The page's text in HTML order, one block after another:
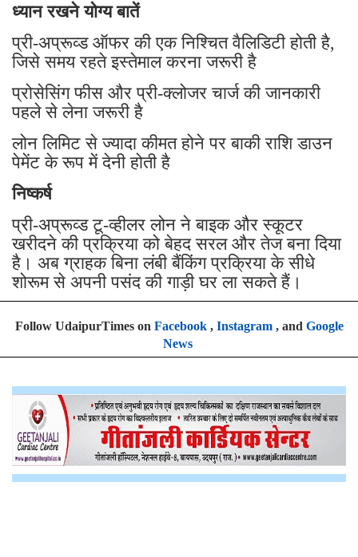
ध्यान रखने योग्य बातें
प्री-अप्रूव्ड ऑफर की एक निश्चित वैलिडिटी होती है,
जिसे समय रहते इस्तेमाल करना जरूरी है
प्रोसेसिंग फीस और प्री-क्लोजर चार्ज की जानकारी
पहले से लेना जरूरी है
लोन लिमिट से ज्यादा कीमत होने पर बाकी राशि डाउन
पेमेंट के रूप में देनी होती है
निष्कर्ष
प्री-अप्रूव्ड टू-व्हीलर लोन ने बाइक और स्कूटर
खरीदने की प्रक्रिया को बेहद सरल और तेज बना दिया
है। अब ग्राहक बिना लंबी बैंकिंग प्रक्रिया के सीधे
शोरूम से अपनी पसंद की गाड़ी घर ला सकते हैं।
Follow UdaipurTimes on Facebook, Instagram, and Google
News